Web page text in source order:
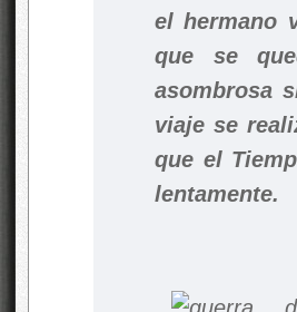
el hermano
que se
asombrosa
viaje se
que el
lentamente.